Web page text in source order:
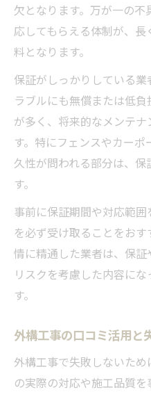
欠となります。万が一の
応してもらえる体制が、
料となります。
保証がしっかりしている
ラブルにも無償または低
が多く、将来的なメンテ
す。特にフェンスやカー
久性が問われる部分は、
す。
事前に保証期間や対応範
を必ず受け取ることをお
情に精通した業者は、保
リスクを考慮した内容に
す。
外構工事の口コミ活用と
外構工事で失敗しないた
の実際の対応や施工品質